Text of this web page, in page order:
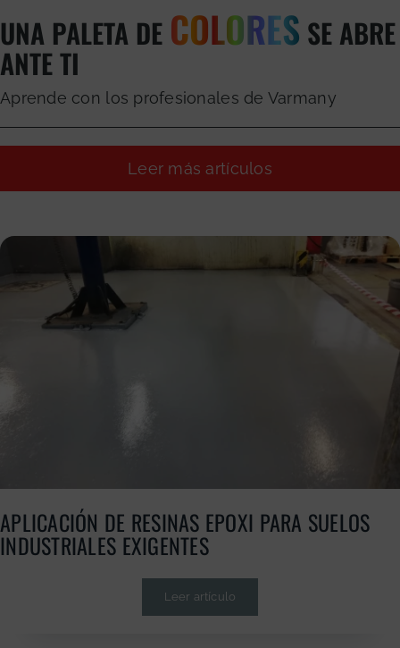
UNA PALETA DE COLORES SE ABRE
ANTE TI
Aprende con los profesionales de Varmany
Leer más artículos
APLICACIÓN DE RESINAS EPOXI PARA SUELOS
INDUSTRIALES EXIGENTES
Leer artículo
GRATUITA